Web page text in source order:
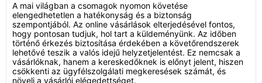
A mai világban a csomagok nyomon követése
elengedhetetlen a hatékonyság és a biztonság
szempontjából. Az online vásárlások elterjedésével fontos,
hogy pontosan tudjuk, hol tart a küldeményünk. Az időben
történő érkezés biztosítása érdekében a követőrendszerek
lehetővé teszik a valós idejű helyzetjelentést. Ez nemcsak a
vásárlóknak, hanem a kereskedőknek is előnyt jelent, hiszen
csökkenti az ügyfélszolgálati megkeresések számát, és
növeli a vásárlói elégedettséget.